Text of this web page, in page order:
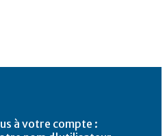
à votre compte :